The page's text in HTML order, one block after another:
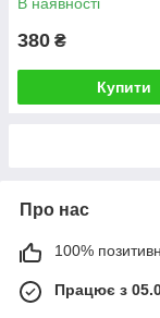
380 ₴
Купити
Про нас
100%
Працює з